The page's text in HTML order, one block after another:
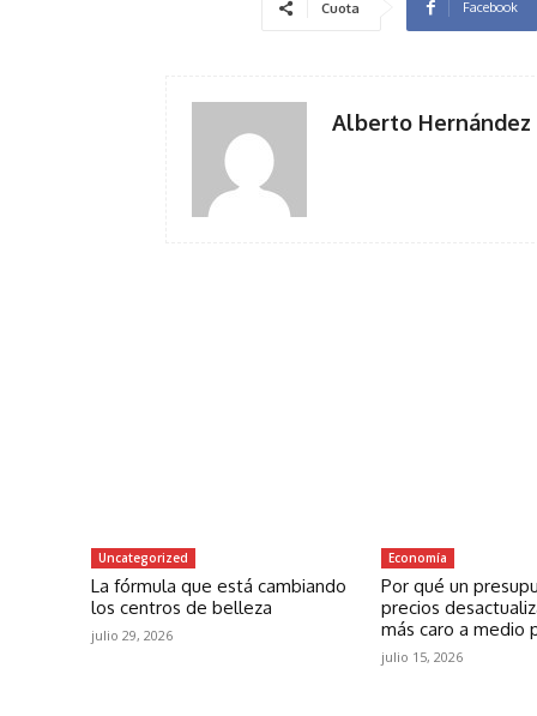
Cuota Facebook
Alberto Hernández
Uncategorized
La fórmula que está cambiando
los centros de belleza
julio 29, 2026
Economía
Por qué un
precios
más caro a medio
julio 15, 2026